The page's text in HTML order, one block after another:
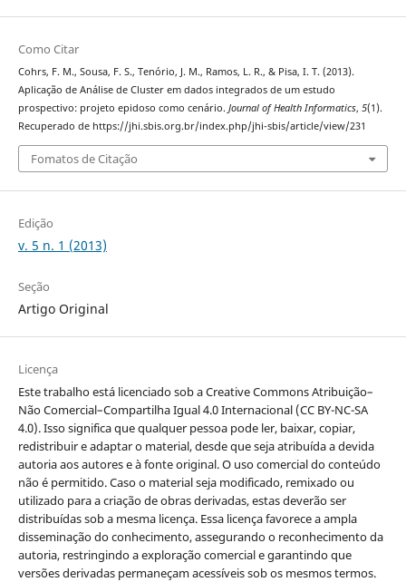
Como Citar
Cohrs, F. M., Sousa, F. S., Tenório, J. M., Ramos, L. R., & Pisa, I. T. (2013).
Aplicação de Análise de Cluster em dados integrados de um estudo
prospectivo: projeto epidoso como cenário. Journal of Health Informatics, 5(1).
Recuperado de https://jhi.sbis.org.br/index.php/jhi-sbis/article/view/231
Fomatos de Citação
Edição
v. 5 n. 1 (2013)
Seção
Artigo Original
Licença
Este trabalho está licenciado sob a Creative Commons Atribuição–
Não Comercial–Compartilha Igual 4.0 Internacional (CC BY-NC-SA
4.0). Isso significa que qualquer pessoa pode ler, baixar, copiar,
redistribuir e adaptar o material, desde que seja atribuída a devida
autoria aos autores e à fonte original. O uso comercial do conteúdo
não é permitido. Caso o material seja modificado, remixado ou
utilizado para a criação de obras derivadas, estas deverão ser
distribuídas sob a mesma licença. Essa licença favorece a ampla
disseminação do conhecimento, assegurando o reconhecimento da
autoria, restringindo a exploração comercial e garantindo que
versões derivadas permaneçam acessíveis sob os mesmos termos.